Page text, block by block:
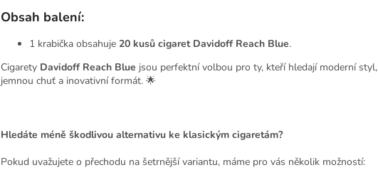
Obsah balení:
1 krabička obsahuje 20 kusů cigaret Davidoff Reach Blue.
Cigarety Davidoff Reach Blue jsou perfektní volbou pro ty, kteří hledají moderní styl,
jemnou chuť a inovativní formát. 🌟
Hledáte méně škodlivou alternativu ke klasickým cigaretám?
Pokud uvažujete o přechodu na šetrnější variantu, máme pro vás několik možností: